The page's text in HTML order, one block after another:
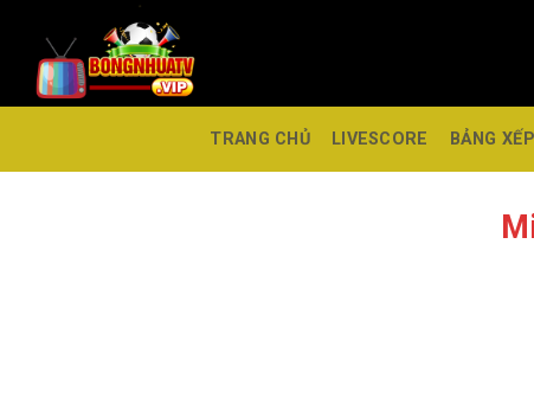
TRANG CHỦ LIVESCORE BẢNG